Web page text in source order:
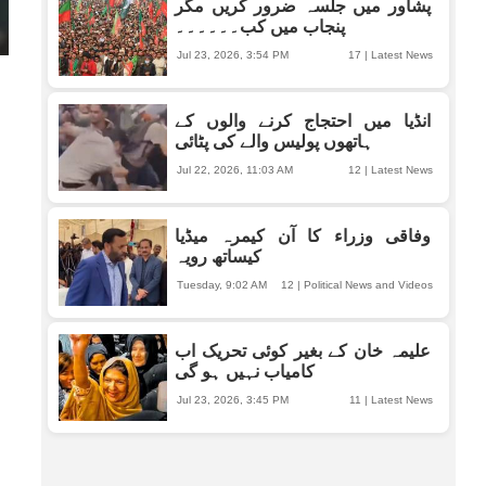
پشاور میں جلسہ ضرور کریں مگر
پنجاب میں کب۔۔۔۔۔۔
17 | Latest News
Jul 23, 2026, 3:54 PM
انڈیا میں احتجاج کرنے والوں کے
ہاتھوں پولیس والے کی پٹائی
12 | Latest News
Jul 22, 2026, 11:03 AM
وفاقی وزراء کا آن کیمرہ میڈیا
کیساتھ رویہ
12 | Political News and Videos
Tuesday, 9:02 AM
علیمہ خان کے بغیر کوئی تحریک اب
کامیاب نہیں ہو گی
11 | Latest News
Jul 23, 2026, 3:45 PM